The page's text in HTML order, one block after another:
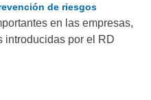
de riesgos
en las empresas,
introducidas por el RD